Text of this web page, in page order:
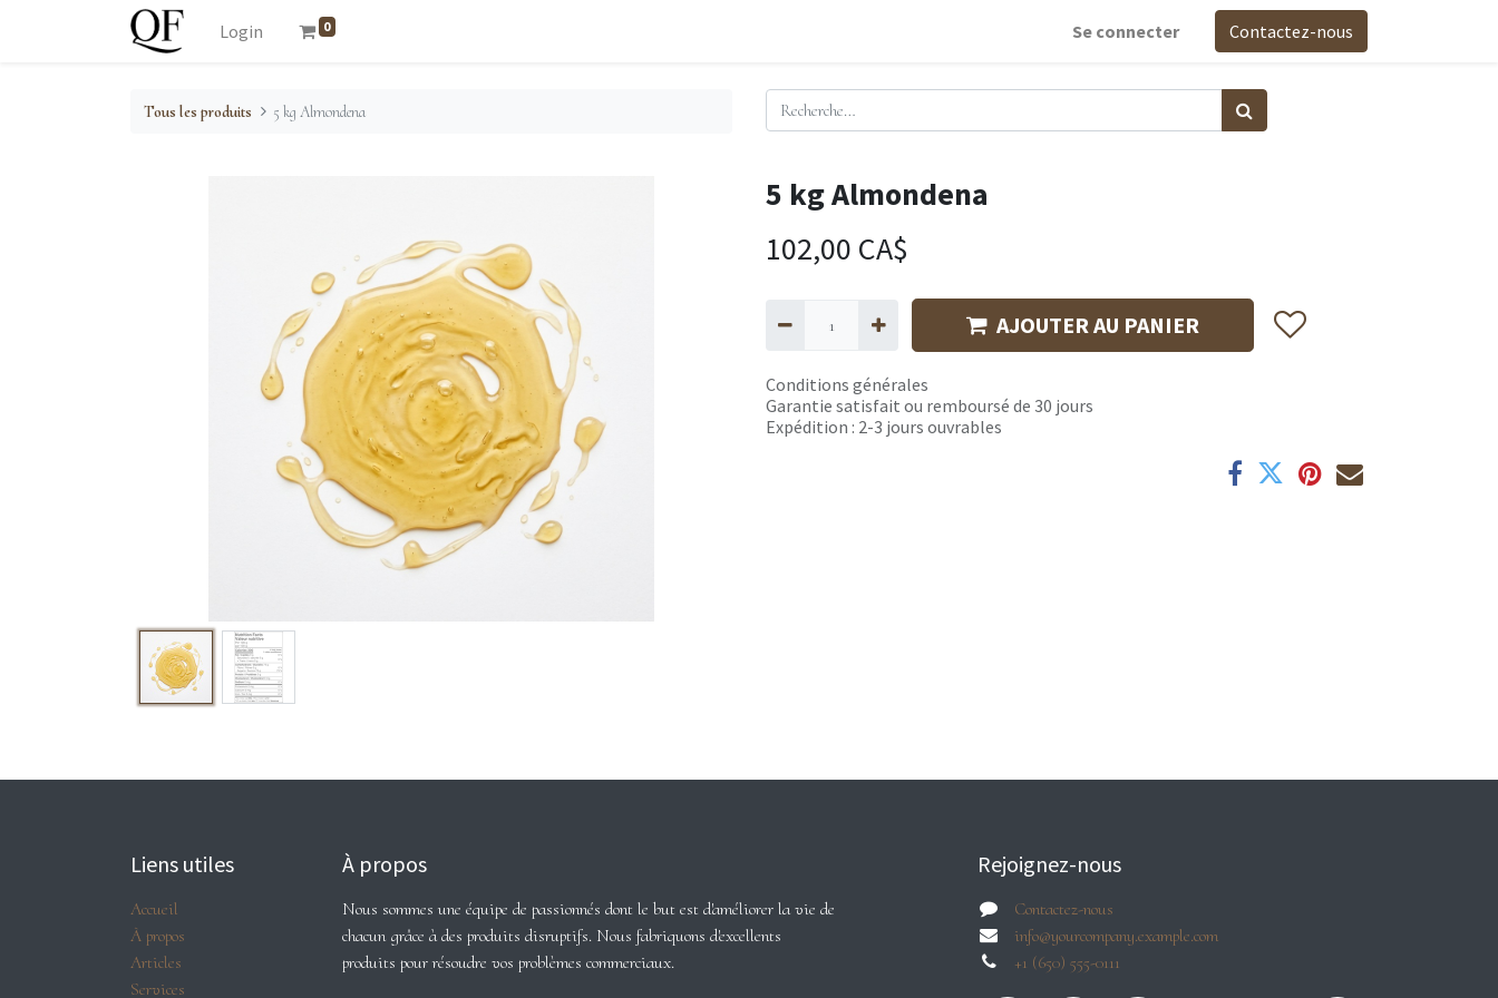
Login 0 Se connecter Contactez-nous
Tous les produits 5 kg Almondena
5 kg Almondena
102,00 CA$
AJOUTER AU PANIER
Conditions générales
Garantie satisfait ou remboursé de 30 jours
Expédition : 2-3 jours ouvrables
Liens utiles
Accueil
À propos
Articles
Services
À propos
Nous sommes une équipe de passionnés dont le but est d'améliorer la vie de
chacun grâce à des produits disruptifs. Nous fabriquons d'excellents
produits pour résoudre vos problèmes commerciaux.
Rejoignez-nous
Contactez-nous
info@yourcompany.example.com
+1 (650) 555-0111